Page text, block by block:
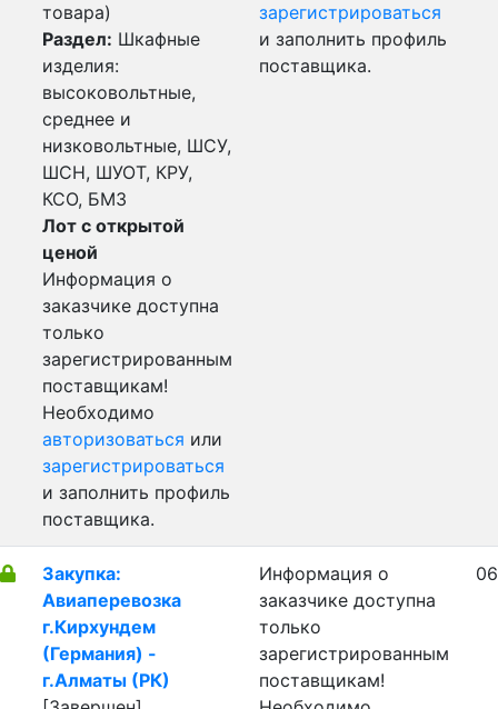
товара)
Раздел: Шкафные
изделия:
высоковольтные,
среднее и
низковольтные, ШСУ,
ШСН, ШУОТ, КРУ,
КСО, БМЗ
Лот с открытой
ценой
Информация о
заказчике доступна
только
зарегистрированным
поставщикам!
Необходимо
авторизоваться или
зарегистрироваться
и заполнить профиль
поставщика.
зарегистрироваться
и заполнить профиль
поставщика.
Закупка:
Авиаперевозка
г.Кирхундем
(Германия) -
г.Алматы (РК)
Информация о
заказчике доступна
только
зарегистрированным
поставщикам!